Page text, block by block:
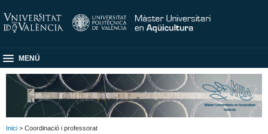
MENÚ
Inici > Coordinació i professorat